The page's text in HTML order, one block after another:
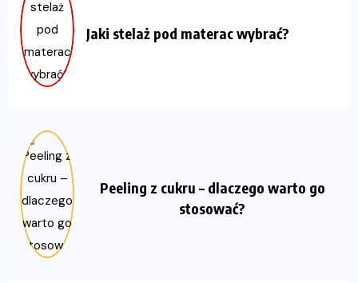
Jaki stelaż pod materac wybrać?
Peeling z cukru – dlaczego warto go
stosować?